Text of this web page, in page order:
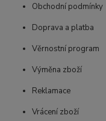
Obchodní podmínky
Doprava a platba
Věrnostní program
Výměna zboží
Reklamace
Vrácení zboží